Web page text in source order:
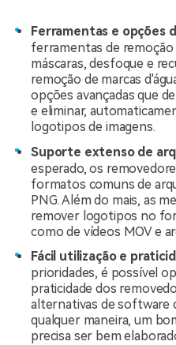
Ferramentas e opções
ferramentas de
máscaras, desfoque e
remoção de marcas
opções avançadas que
e eliminar,
logotipos de imagens.
Suporte extenso de
esperado, os
formatos comuns de
PNG. Além do mais, as
remover logotipos no
como de vídeos MOV e
Fácil utilização e
prioridades, é possível
praticidade dos
alternativas de software
qualquer maneira, um
precisa ser bem